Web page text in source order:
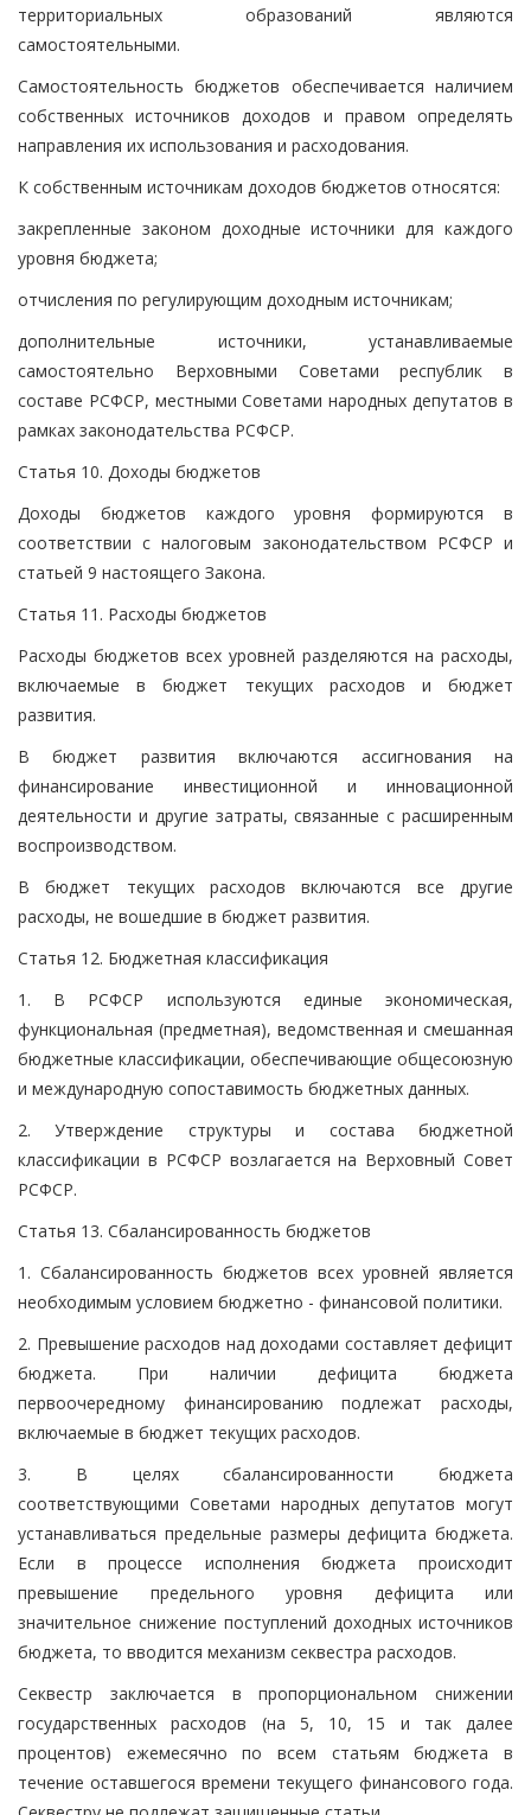
территориальных образований являются
самостоятельными.
Самостоятельность бюджетов обеспечивается наличием
собственных источников доходов и правом определять
направления их использования и расходования.
К собственным источникам доходов бюджетов относятся:
закрепленные законом доходные источники для каждого
уровня бюджета;
отчисления по регулирующим доходным источникам;
дополнительные источники, устанавливаемые
самостоятельно Верховными Советами республик в
составе РСФСР, местными Советами народных депутатов в
рамках законодательства РСФСР.
Статья 10. Доходы бюджетов
Доходы бюджетов каждого уровня формируются в
соответствии с налоговым законодательством РСФСР и
статьей 9 настоящего Закона.
Статья 11. Расходы бюджетов
Расходы бюджетов всех уровней разделяются на расходы,
включаемые в бюджет текущих расходов и бюджет
развития.
В бюджет развития включаются ассигнования на
финансирование инвестиционной и инновационной
деятельности и другие затраты, связанные с расширенным
воспроизводством.
В бюджет текущих расходов включаются все другие
расходы, не вошедшие в бюджет развития.
Статья 12. Бюджетная классификация
1. В РСФСР используются единые экономическая,
функциональная (предметная), ведомственная и смешанная
бюджетные классификации, обеспечивающие общесоюзную
и международную сопоставимость бюджетных данных.
2. Утверждение структуры и состава бюджетной
классификации в РСФСР возлагается на Верховный Совет
РСФСР.
Статья 13. Сбалансированность бюджетов
1. Сбалансированность бюджетов всех уровней является
необходимым условием бюджетно - финансовой политики.
2. Превышение расходов над доходами составляет дефицит
бюджета. При наличии дефицита бюджета
первоочередному финансированию подлежат расходы,
включаемые в бюджет текущих расходов.
3. В целях сбалансированности бюджета
соответствующими Советами народных депутатов могут
устанавливаться предельные размеры дефицита бюджета.
Если в процессе исполнения бюджета происходит
превышение предельного уровня дефицита или
значительное снижение поступлений доходных источников
бюджета, то вводится механизм секвестра расходов.
Секвестр заключается в пропорциональном снижении
государственных расходов (на 5, 10, 15 и так далее
процентов) ежемесячно по всем статьям бюджета в
течение оставшегося времени текущего финансового года.